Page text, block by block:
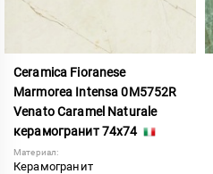
Ceramica Fioranese
Marmorea Intensa 0M5752R
Venato Caramel Naturale
керамогранит 74x74
Материал:
Керамогранит